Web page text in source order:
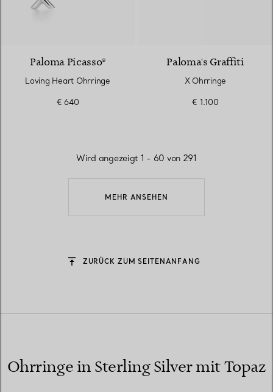
Paloma Picasso®
Loving Heart Ohrringe
€ 640
Paloma's Graffiti
X Ohrringe
€ 1.100
MEHR ANSEHEN
Wird angezeigt 1 - 60 von 291
ZURÜCK ZUM SEITENANFANG
Ohrringe in Sterling Silver mit Topaz